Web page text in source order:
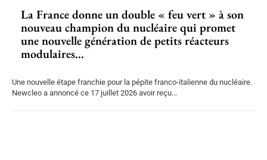
La France donne un double « feu vert » à son
nouveau champion du nucléaire qui promet
une nouvelle génération de petits réacteurs
modulaires...
Une nouvelle étape franchie pour la pépite franco-italienne du nucléaire.
Newcleo a annoncé ce 17 juillet 2026 avoir reçu...